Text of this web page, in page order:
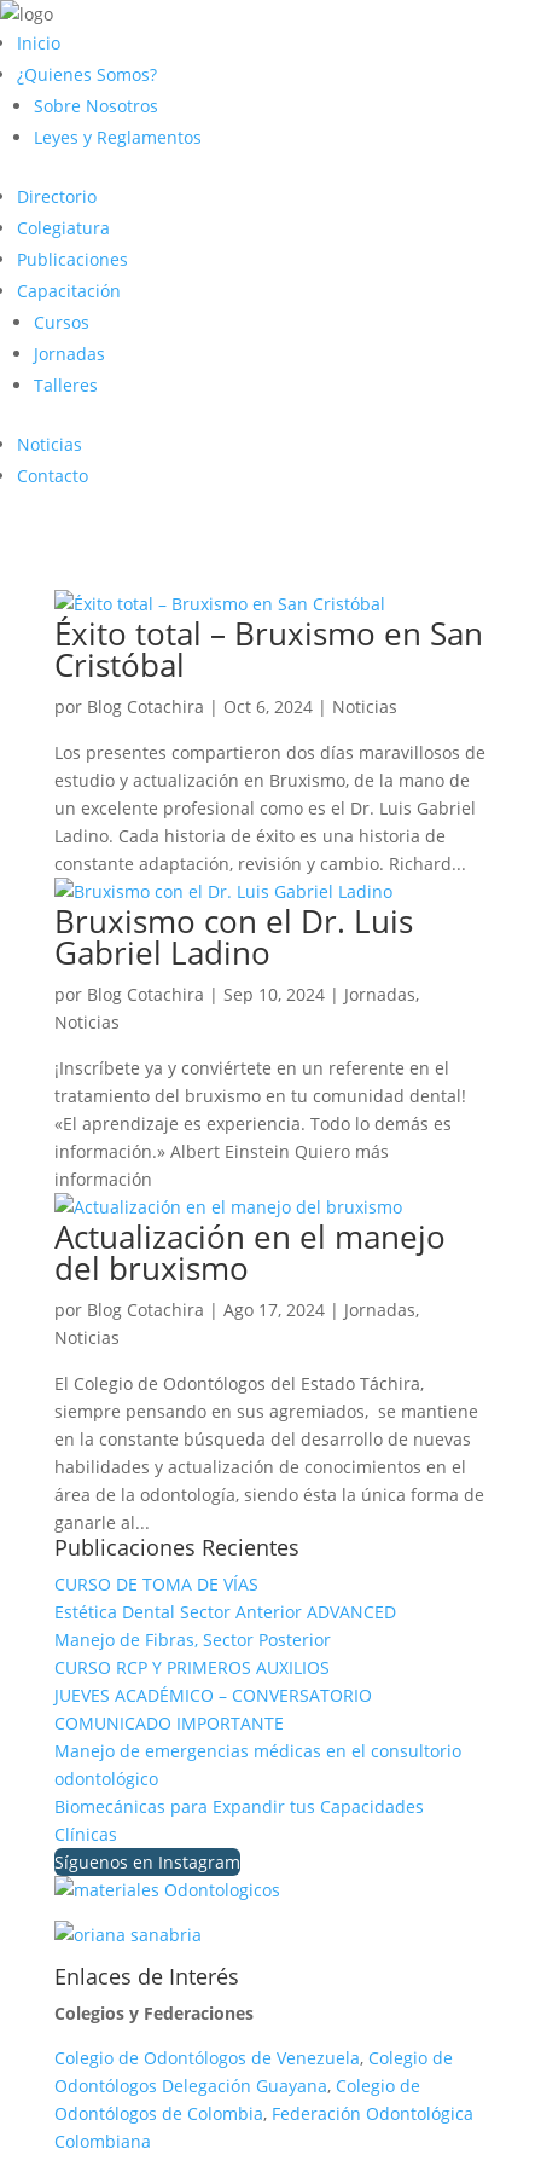
Inicio
¿Quienes Somos?
Sobre Nosotros
Leyes y Reglamentos
Directorio
Colegiatura
Publicaciones
Capacitación
Cursos
Jornadas
Talleres
Noticias
Contacto
Éxito total – Bruxismo en San
Cristóbal
por Blog Cotachira | Oct 6, 2024| Noticias
Los presentes compartieron dos días maravillosos de
estudio y actualización en Bruxismo, de la mano de
un excelente profesional como es el Dr. Luis Gabriel
Ladino. Cada historia de éxito es una historia de
constante adaptación, revisión y cambio. Richard...
Bruxismo con el Dr. Luis
Gabriel Ladino
por Blog Cotachira | Sep 10, 2024| Jornadas,
Noticias
¡Inscríbete ya y conviértete en un referente en el
tratamiento del bruxismo en tu comunidad dental!
«El aprendizaje es experiencia. Todo lo demás es
información.» Albert Einstein Quiero más
información
Actualización en el manejo
del bruxismo
por Blog Cotachira | Ago 17, 2024| Jornadas,
Noticias
El Colegio de Odontólogos del Estado Táchira,
siempre pensando en sus agremiados, se mantiene
en la constante búsqueda del desarrollo de nuevas
habilidades y actualización de conocimientos en el
área de la odontología, siendo ésta la única forma de
ganarle al...
Publicaciones Recientes
CURSO DE TOMA DE VÍAS
Estética Dental Sector Anterior ADVANCED
Manejo de Fibras, Sector Posterior
CURSO RCP Y PRIMEROS AUXILIOS
JUEVES ACADÉMICO – CONVERSATORIO
COMUNICADO IMPORTANTE
Manejo de emergencias médicas en el consultorio
odontológico
Biomecánicas para Expandir tus Capacidades
Clínicas
Síguenos en Instagram
Enlaces de Interés
Colegios y Federaciones
Colegio de Odontólogos de Venezuela, Colegio de
Odontólogos Delegación Guayana, Colegio de
Odontólogos de Colombia, Federación Odontológica
Colombiana